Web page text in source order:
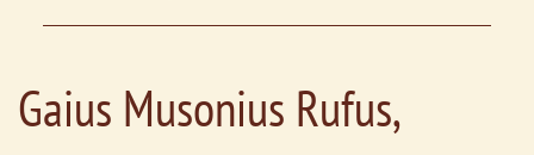
Gaius Musonius Rufus,